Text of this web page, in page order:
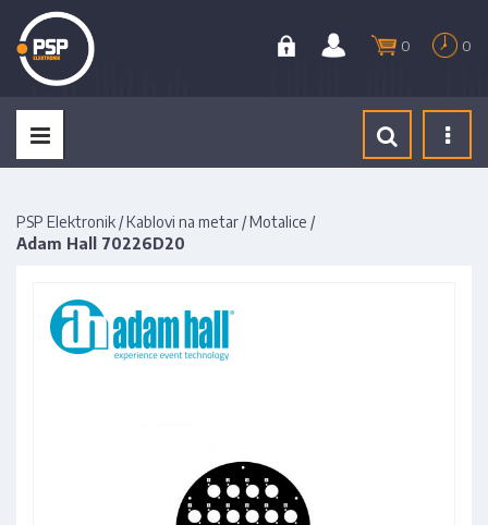
0 0
PSP Elektronik /Kablovi na metar /Motalice /
Adam Hall 70226D20